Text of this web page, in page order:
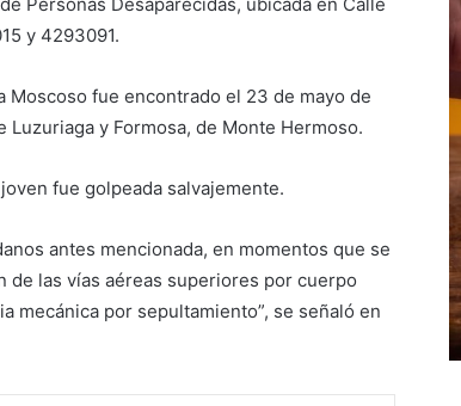
y 4293091.
fue encontrado el 23 de mayo de
Luzuriaga y Formosa, de Monte Hermoso.
fue golpeada salvajemente.
antes mencionada, en momentos que se
de las vías aéreas superiores por cuerpo
mecánica por sepultamiento”, se señaló en